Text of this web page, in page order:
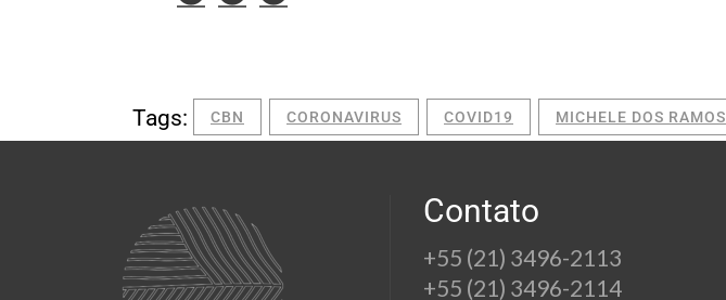
Tags: CBN CORONAVIRUS COVID19 MICHELE DOS RAMOS
Contato
+55 (21) 3496-2113
+55 (21) 3496-2114